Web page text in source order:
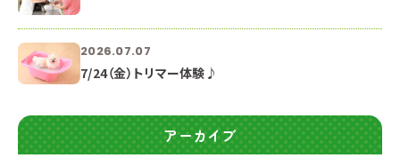
2026.07.07
7/24（金）トリマー体験♪
アーカイブ